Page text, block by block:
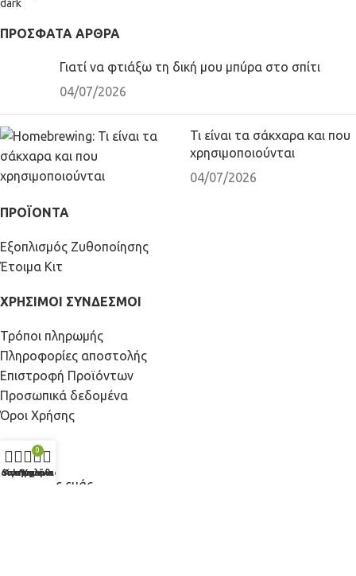
ΠΡΌΣΦΑΤΑ ΆΡΘΡΑ
Γιατί να φτιάξω τη δική μου μπύρα στο σπίτι
04/07/2026
Τι είναι τα σάκχαρα και που
χρησιμοποιούνται
04/07/2026
ΠΡΟΪΟΝΤΑ
Εξοπλισμός Ζυθοποίησης
Έτοιμα Κιτ
ΧΡΗΣΙΜΟΙ ΣΥΝΔΕΣΜΟΙ
Τρόποι πληρωμής
Πληροφορίες αποστολής
Επιστροφή Προϊόντων
Προσωπικά δεδομένα
Όροι Χρήσης
ΣΕΛΙΔΕΣ
Σχετικά με εμάς
Sidebar
Αγαπημένα
0
Καλάθι
Λογαριασμός